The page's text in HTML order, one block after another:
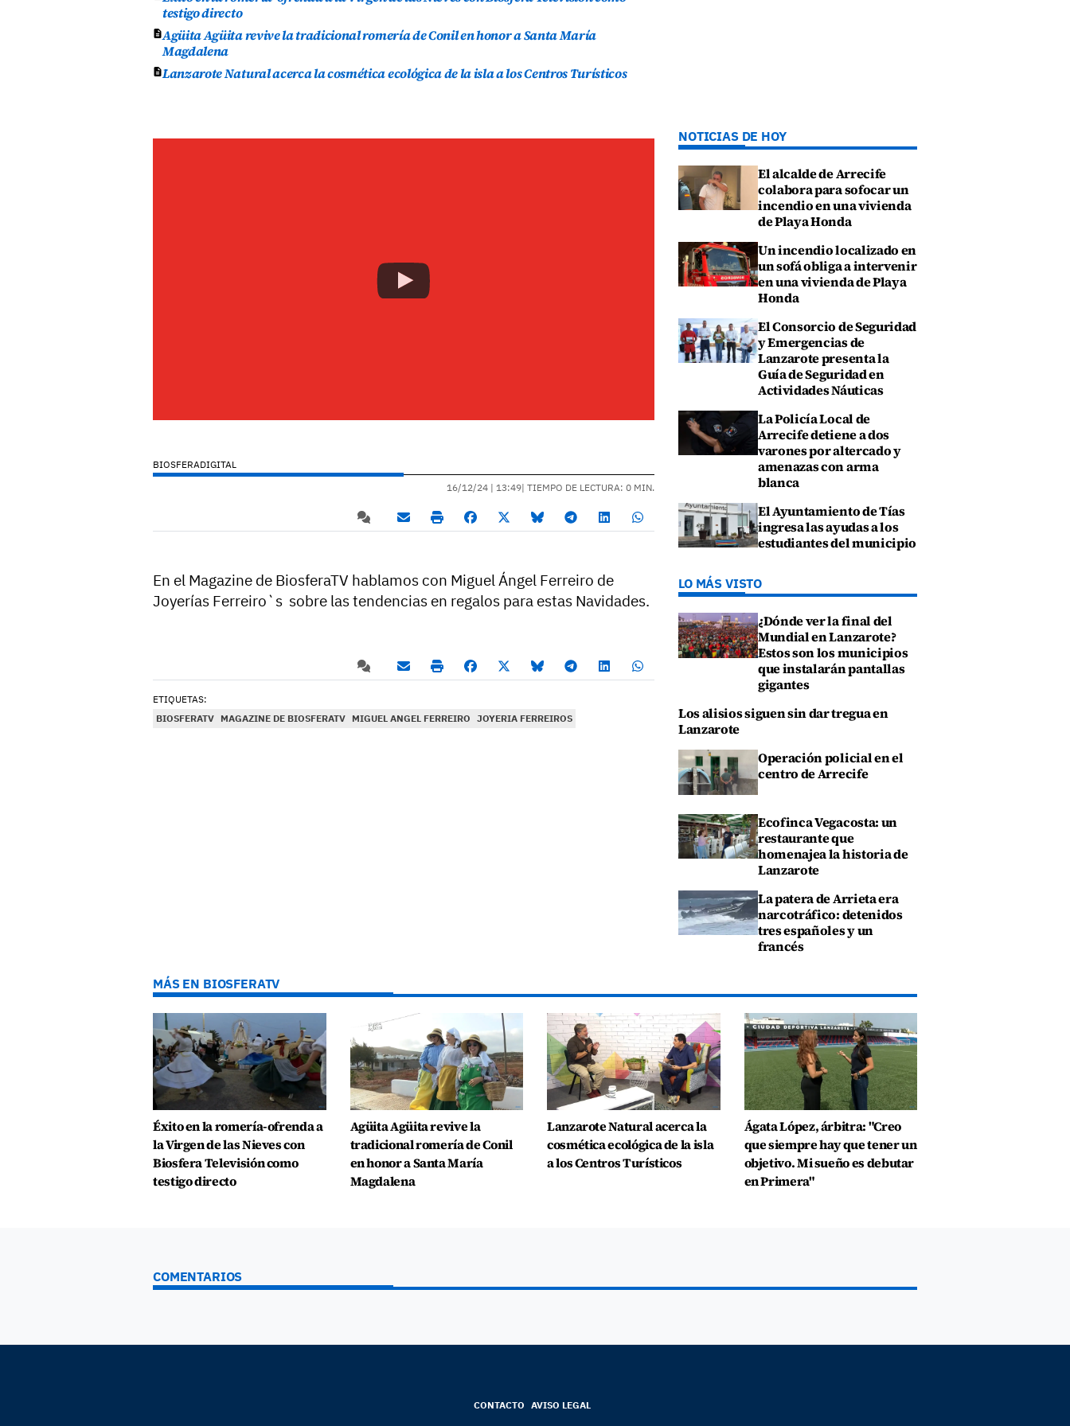
testigo directo
Agüita Agüita revive la tradicional romería de Conil en honor a Santa María
Magdalena
Lanzarote Natural acerca la cosmética ecológica de la isla a los Centros Turísticos
BIOSFERADIGITAL
16/12/24 | 13:49| TIEMPO DE LECTURA: 0 MIN.
En el Magazine de BiosferaTV hablamos con Miguel Ángel Ferreiro de
Joyerías Ferreiro`s sobre las tendencias en regalos para estas Navidades.
ETIQUETAS:
BIOSFERATV MAGAZINE DE BIOSFERATV MIGUEL ANGEL FERREIRO JOYERIA FERREIROS
NOTICIAS DE HOY
El alcalde de Arrecife
colabora para sofocar un
incendio en una vivienda
de Playa Honda
Un incendio localizado en
un sofá obliga a intervenir
en una vivienda de Playa
Honda
El Consorcio de Seguridad
y Emergencias de
Lanzarote presenta la
Guía de Seguridad en
Actividades Náuticas
La Policía Local de
Arrecife detiene a dos
varones por altercado y
amenazas con arma
blanca
El Ayuntamiento de Tías
ingresa las ayudas a los
estudiantes del municipio
LO MÁS VISTO
¿Dónde ver la final del
Mundial en Lanzarote?
Estos son los municipios
que instalarán pantallas
gigantes
Los alisios siguen sin dar tregua en
Lanzarote
Operación policial en el
centro de Arrecife
Ecofinca Vegacosta: un
restaurante que
homenajea la historia de
Lanzarote
La patera de Arrieta era
narcotráfico: detenidos
tres españoles y un
francés
MÁS EN BIOSFERATV
Éxito en la romería-ofrenda a
la Virgen de las Nieves con
Biosfera Televisión como
testigo directo
Agüita Agüita revive la
tradicional romería de Conil
en honor a Santa María
Magdalena
Lanzarote Natural acerca la
cosmética ecológica de la isla
a los Centros Turísticos
Ágata López, árbitra: "Creo
que siempre hay que tener un
objetivo. Mi sueño es debutar
en Primera"
COMENTARIOS
CONTACTO AVISO LEGAL